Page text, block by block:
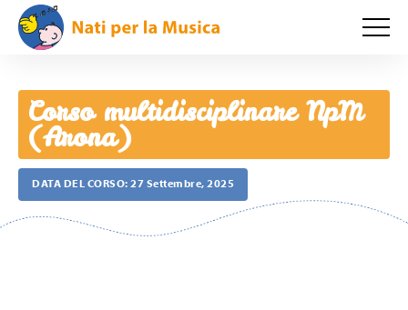
Corso multidisciplinare NpM
(Arona)
DATA DEL CORSO: 27 Settembre, 2025